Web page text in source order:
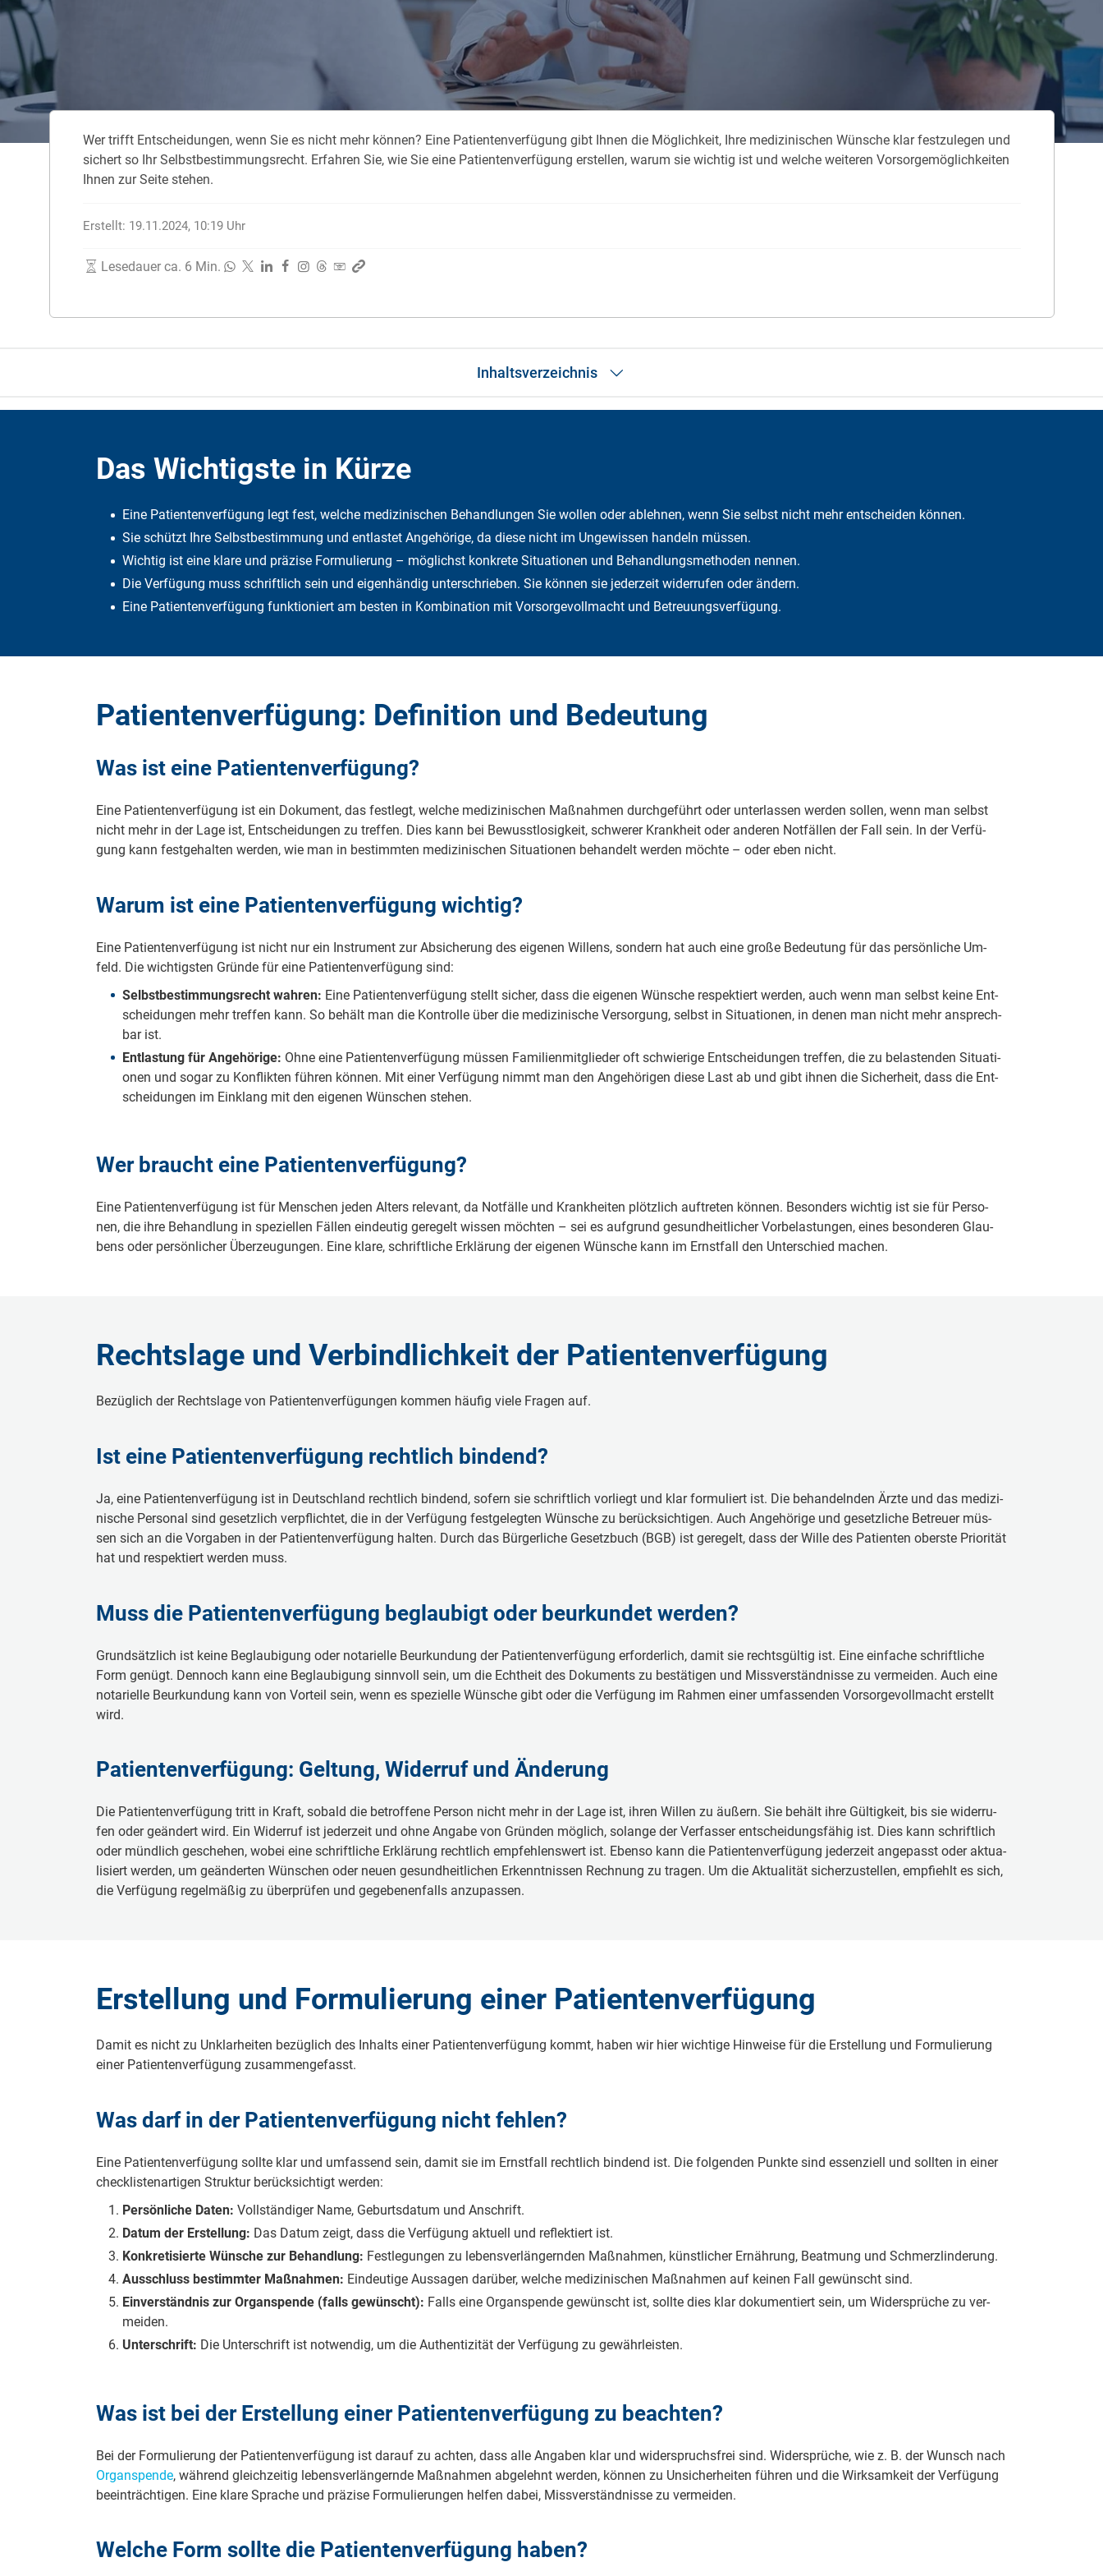
Zahnzusatzversicherung für Kinder
Würmer, Wurmkur & Entwurmung
Tierarztkosten für Hunde 2025
Listenhunde in Deutschland
Krank im Urlaub
Reiseapotheke
Packliste Urlaub
Portugal Urlaub
Ausfalldeckung in der Haftpflicht
Kurzschluss und Überspannung
Wer trifft Ent­schei­dun­gen, wenn Sie es nicht mehr kön­nen? Ei­ne Pa­tien­ten­ver­fü­gung gibt Ih­nen die Mög­lich­keit, Ih­re me­di­zi­ni­schen Wün­sche klar fest­zu­le­gen und
si­chert so Ihr Selbst­be­stim­mungs­recht. Er­fah­ren Sie, wie Sie ei­ne Pa­tien­ten­ver­fü­gung er­stel­len, war­um sie wich­tig ist und wel­che wei­te­ren Vor­sor­ge­mög­lich­kei­ten
Ih­nen zur Sei­te ste­hen.
Erstellt: 19.11.2024, 10:19Uhr
Lesedauer ca. 6 Min.
Inhaltsverzeichnis
Fazit
Das Wichtigste in Kürze
Eine Patientenverfügung legt fest, welche medizinischen Behandlungen Sie wollen oder ablehnen, wenn Sie selbst nicht mehr entscheiden können.
Sie schützt Ihre Selbstbestimmung und entlastet Angehörige, da diese nicht im Ungewissen handeln müssen.
Wichtig ist eine klare und präzise Formulierung – möglichst konkrete Situationen und Behandlungsmethoden nennen.
Die Verfügung muss schriftlich sein und eigenhändig unterschrieben. Sie können sie jederzeit widerrufen oder ändern.
Eine Patientenverfügung funktioniert am besten in Kombination mit Vorsorgevollmacht und Betreuungsverfügung.
Patientenverfügung: Definition und Bedeutung
Was ist eine Patientenverfügung?
Ei­ne Pa­ti­en­ten­ver­fü­gung ist ein Do­ku­ment, das fest­legt, wel­che me­di­zi­ni­schen Maß­nah­men durch­ge­führt oder un­ter­las­sen wer­den sol­len, wenn man selbst
nicht mehr in der La­ge ist, Ent­schei­dun­gen zu tref­fen. Dies kann bei Be­wusst­lo­sig­keit, schwe­rer Krank­heit oder an­de­ren Not­fäl­len der Fall sein. In der Ver­fü­
gung kann fest­ge­hal­ten wer­den, wie man in be­stimm­ten me­di­zi­ni­schen Si­tu­a­ti­o­nen be­han­delt wer­den möch­te – oder eben nicht.
War­um ist ei­ne Pa­ti­en­ten­ver­fü­gung wich­tig?
Ei­ne Pa­ti­en­ten­ver­fü­gung ist nicht nur ein In­stru­ment zur Ab­si­che­rung des ei­ge­nen Wil­lens, son­dern hat auch ei­ne gro­ße Be­deu­tung für das per­sön­li­che Um­
feld. Die wich­tigs­ten Grün­de für ei­ne Pa­ti­en­ten­ver­fü­gung sind:
Selbstbestimmungsrecht wahren: Ei­ne Pa­ti­en­ten­ver­fü­gung stellt si­cher, dass die ei­ge­nen Wün­sche re­spek­tiert wer­den, auch wenn man selbst kei­ne Ent­
schei­dun­gen mehr tref­fen kann. So be­hält man die Kon­trol­le über die me­di­zi­ni­sche Ver­sor­gung, selbst in Si­tu­a­ti­o­nen, in de­nen man nicht mehr an­sprech­
bar ist.
Entlastung für Angehörige: Oh­ne ei­ne Pa­ti­en­ten­ver­fü­gung müs­sen Fa­mi­li­en­mit­glie­der oft schwie­ri­ge Ent­schei­dun­gen tref­fen, die zu be­las­ten­den Si­tu­a­ti­
o­nen und so­gar zu Kon­flik­ten füh­ren kön­nen. Mit ei­ner Ver­fü­gung nimmt man den An­ge­hö­ri­gen die­se Last ab und gibt ih­nen die Si­cher­heit, dass die Ent­
schei­dun­gen im Ein­klang mit den ei­ge­nen Wün­schen ste­hen.
Wer braucht ei­ne Pa­ti­en­ten­ver­fü­gung?
Ei­ne Pa­ti­en­ten­ver­fü­gung ist für Men­schen je­den Al­ters re­le­vant, da Not­fäl­le und Krank­hei­ten plötz­lich auf­tre­ten kön­nen. Be­son­ders wich­tig ist sie für Per­so­
nen, die ih­re Be­hand­lung in spe­zi­el­len Fäl­len ein­deu­tig ge­re­gelt wis­sen möch­ten – sei es auf­grund ge­sund­heit­li­cher Vor­be­las­tun­gen, ei­nes be­son­de­ren Glau­
bens oder per­sön­li­cher Über­zeu­gun­gen. Ei­ne kla­re, schrift­li­che Er­klä­rung der ei­ge­nen Wün­sche kann im Ernst­fall den Un­ter­schied ma­chen.
Rechtslage und Ver­bind­lich­keit der Pa­ti­en­ten­ver­fü­gung
Be­züg­lich der Rechts­la­ge von Pa­ti­en­ten­ver­fü­gun­gen kom­men häu­fig vie­le Fra­gen auf.
Ist ei­ne Pa­ti­en­ten­ver­fü­gung recht­lich bin­dend?
Ja, ei­ne Pa­ti­en­ten­ver­fü­gung ist in Deutsch­land recht­lich bin­dend, so­fern sie schrift­lich vor­liegt und klar for­mu­liert ist. Die be­han­deln­den Ärz­te und das me­di­zi­
ni­sche Per­so­nal sind ge­setz­lich ver­pflich­tet, die in der Ver­fü­gung fest­ge­leg­ten Wün­sche zu be­rück­sich­ti­gen. Auch An­ge­hö­ri­ge und ge­setz­li­che Be­treu­er müs­
sen sich an die Vor­ga­ben in der Pa­ti­en­ten­ver­fü­gung hal­ten. Durch das Bür­ger­li­che Ge­setz­buch (BGB) ist ge­re­gelt, dass der Wil­le des Pa­ti­en­ten obers­te Prio­ri­tät
hat und re­spek­tiert wer­den muss.
Muss die Pa­ti­en­ten­ver­fü­gung be­glau­bigt oder be­ur­kun­det wer­den?
Grund­sätz­lich ist kei­ne Be­glau­bi­gung oder no­ta­ri­el­le Be­ur­kun­dung der Pa­ti­en­ten­ver­fü­gung er­for­der­lich, da­mit sie rechts­gül­tig ist. Ei­ne ein­fa­che schrift­li­che
Form ge­nügt. Den­noch kann ei­ne Be­glau­bi­gung sinn­voll sein, um die Ech­theit des Do­ku­ments zu be­stä­ti­gen und Miss­ver­ständ­nis­se zu ver­mei­den. Auch ei­ne
no­ta­ri­el­le Be­ur­kun­dung kann von Vor­teil sein, wenn es spe­zi­el­le Wün­sche gibt oder die Ver­fü­gung im Rah­men ei­ner um­fas­sen­den Vor­sor­ge­voll­macht er­stellt
wird.
Pa­ti­en­ten­ver­fü­gung: Gel­tung, Wi­der­ruf und Än­de­rung
Die Pa­ti­en­ten­ver­fü­gung tritt in Kraft, so­bald die be­trof­fe­ne Per­son nicht mehr in der La­ge ist, ih­ren Wil­len zu äu­ßern. Sie be­hält ih­re Gül­tig­keit, bis sie wi­der­ru­
fen oder ge­än­dert wird. Ein Wi­der­ruf ist je­der­zeit und oh­ne An­ga­be von Grün­den mög­lich, so­lan­ge der Ver­fas­ser ent­schei­dungs­fä­hig ist. Dies kann schrift­lich
oder münd­lich ge­sche­hen, wo­bei ei­ne schrift­li­che Er­klä­rung recht­lich emp­feh­lens­wert ist. Eben­so kann die Pa­ti­en­ten­ver­fü­gung je­der­zeit an­ge­passt oder ak­tu­a­
li­siert wer­den, um ge­än­der­ten Wün­schen oder neu­en ge­sund­heit­li­chen Er­kennt­nis­sen Rech­nung zu tra­gen. Um die Ak­tu­a­li­tät si­cher­zu­stel­len, emp­fiehlt es sich,
die Ver­fü­gung re­gel­mä­ßig zu über­prü­fen und ge­ge­be­nen­falls an­zu­pas­sen.
Er­stel­lung und For­mu­lie­rung ei­ner Pa­ti­en­ten­ver­fü­gung
Da­mit es nicht zu Un­klar­hei­ten be­züg­lich des In­halts ei­ner Pa­ti­en­ten­ver­fü­gung kommt, ha­ben wir hier wich­ti­ge Hin­wei­se für die Er­stel­lung und For­mu­lie­rung
ei­ner Pa­ti­en­ten­ver­fü­gung zu­sam­men­ge­fasst.
Was darf in der Pa­ti­en­ten­ver­fü­gung nicht feh­len?
Ei­ne Pa­ti­en­ten­ver­fü­gung soll­te klar und um­fas­send sein, da­mit sie im Ernst­fall recht­lich bin­dend ist. Die fol­gen­den Punk­te sind es­sen­zi­ell und soll­ten in ei­ner
check­lis­ten­ar­ti­gen Struk­tur be­rück­sich­tigt wer­den:
Persönliche Daten: Voll­stän­di­ger Na­me, Ge­burts­da­tum und An­schrift.
Datum der Erstellung: Das Da­tum zeigt, dass die Ver­fü­gung ak­tu­ell und re­fle­k­tiert ist.
Konkretisierte Wünsche zur Behandlung: Fest­le­gun­gen zu le­bens­ver­län­gern­den Maß­nah­men, künst­li­cher Er­näh­rung, Be­at­mung und Schmerz­lin­de­rung.
Ausschluss bestimmter Maßnahmen: Ein­deu­ti­ge Aus­sa­gen dar­über, wel­che me­di­zi­ni­schen Maß­nah­men auf kei­nen Fall ge­wünscht sind.
Einverständnis zur Organspende (falls gewünscht): Falls ei­ne Or­gan­spen­de ge­wünscht ist, soll­te dies klar do­ku­men­tiert sein, um Wi­der­sprü­che zu ver­
mei­den.
Unterschrift: Die Un­ter­schrift ist not­wen­dig, um die Au­then­ti­zi­tät der Ver­fü­gung zu ge­währ­leis­ten.
Was ist bei der Er­stel­lung ei­ner Pa­ti­en­ten­ver­fü­gung zu be­ach­ten?
Bei der For­mu­lie­rung der Pa­ti­en­ten­ver­fü­gung ist dar­auf zu ach­ten, dass al­le An­ga­ben klar und wi­der­spruchs­frei sind. Wi­der­sprü­che, wie z. B. der Wunsch nach
Or­gan­spen­de, wäh­rend gleich­zei­tig le­bens­ver­län­gern­de Maß­nah­men ab­ge­lehnt wer­den, kön­nen zu Un­si­cher­hei­ten füh­ren und die Wirk­sam­keit der Ver­fü­gung
be­ein­träch­ti­gen. Ei­ne kla­re Spra­che und prä­zi­se For­mu­lie­run­gen hel­fen da­bei, Miss­ver­ständ­nis­se zu ver­mei­den.
Welche Form soll­te die Pa­ti­en­ten­ver­fü­gung ha­ben?